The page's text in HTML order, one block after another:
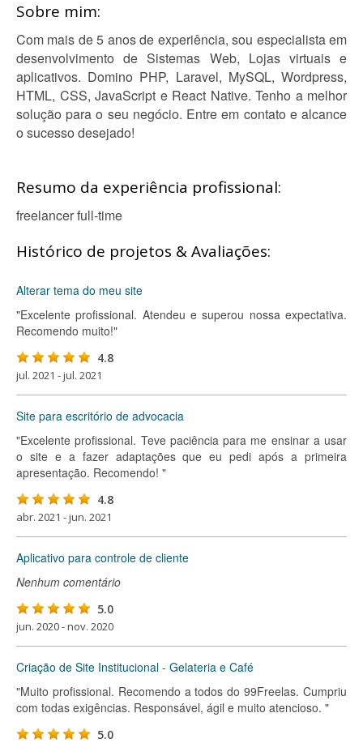
Sobre mim:
Com mais de 5 anos de experiência, sou especialista em
desenvolvimento de Sistemas Web, Lojas virtuais e
aplicativos. Domino PHP, Laravel, MySQL, Wordpress,
HTML, CSS, JavaScript e React Native. Tenho a melhor
solução para o seu negócio. Entre em contato e alcance
o sucesso desejado!
Resumo da experiência profissional:
freelancer full-time
Histórico de projetos & Avaliações:
Alterar tema do meu site
"Excelente profissional. Atendeu e superou nossa expectativa.
Recomendo muito!"
4.8
jul. 2021 - jul. 2021
Site para escritório de advocacia
"Excelente profissional. Teve paciência para me ensinar a usar
o site e a fazer adaptações que eu pedi após a primeira
apresentação. Recomendo! "
4.8
abr. 2021 - jun. 2021
Aplicativo para controle de cliente
Nenhum comentário
5.0
jun. 2020 - nov. 2020
Criação de Site Institucional - Gelateria e Café
"Muito profissional. Recomendo a todos do 99Freelas. Cumpriu
com todas exigências. Responsável, ágil e muito atencioso. "
5.0